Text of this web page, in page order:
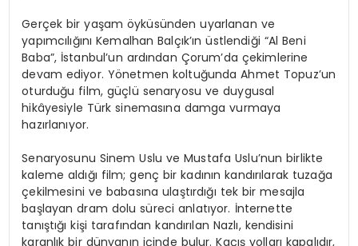
Gerçek bir yaşam öyküsünden uyarlanan ve
yapımcılığını Kemalhan Balçık’ın üstlendiği “Al Beni
Baba”, İstanbul’un ardından Çorum’da çekimlerine
devam ediyor. Yönetmen koltuğunda Ahmet Topuz’un
oturduğu film, güçlü senaryosu ve duygusal
hikâyesiyle Türk sinemasına damga vurmaya
hazırlanıyor.
Senaryosunu Sinem Uslu ve Mustafa Uslu’nun birlikte
kaleme aldığı film; genç bir kadının kandırılarak tuzağa
çekilmesini ve babasına ulaştırdığı tek bir mesajla
başlayan dram dolu süreci anlatıyor. İnternette
tanıştığı kişi tarafından kandırılan Nazlı, kendisini
karanlık bir dünyanın içinde bulur. Kaçış yolları kapalıdır,